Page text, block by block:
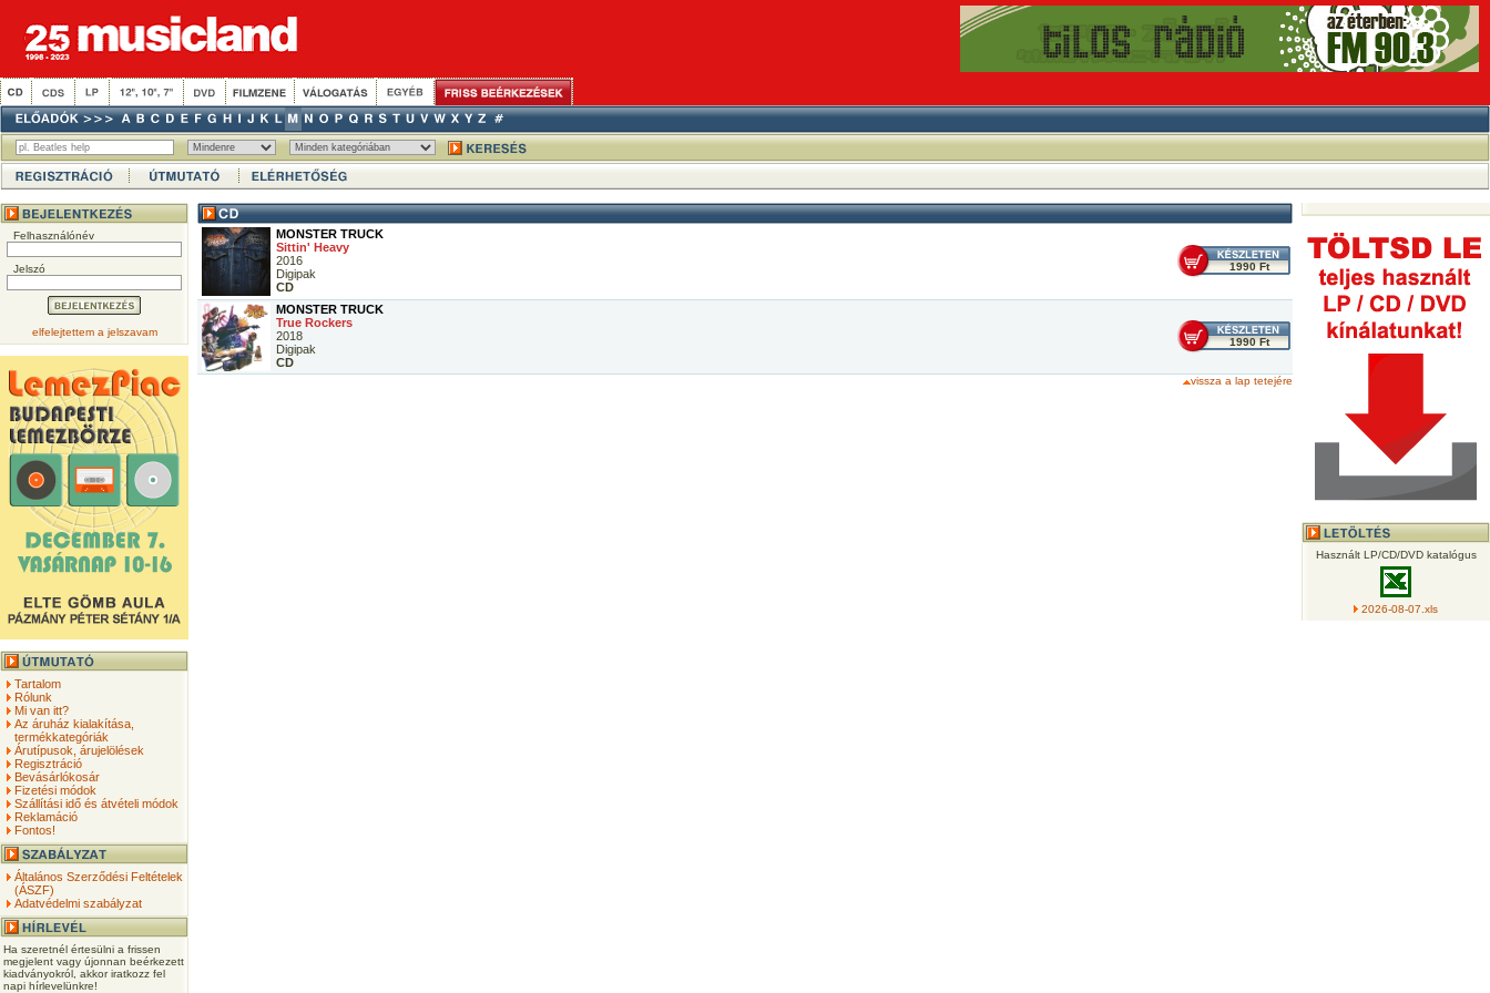
Felhasználónév
Jelszó
elfelejtettem a jelszavam
Tartalom
Rólunk
Mi van itt?
Az áruház kialakítása,
termékkategóriák
Árutípusok, árujelölések
Regisztráció
Bevásárlókosár
Fizetési módok
Szállítási idő és átvételi módok
Reklamáció
Fontos!
Általános Szerződési Feltételek
(ÁSZF)
Adatvédelmi szabályzat
Ha szeretnél értesülni a frissen
megjelent vagy újonnan beérkezett
kiadványokról, akkor iratkozz fel
napi hírlevelünkre!
MONSTER TRUCK
Sittin' Heavy
2016
Digipak
CD
1990 Ft
MONSTER TRUCK
True Rockers
2018
Digipak
CD
1990 Ft
vissza a lap tetejére
Használt LP/CD/DVD katalógus
2026-08-07.xls